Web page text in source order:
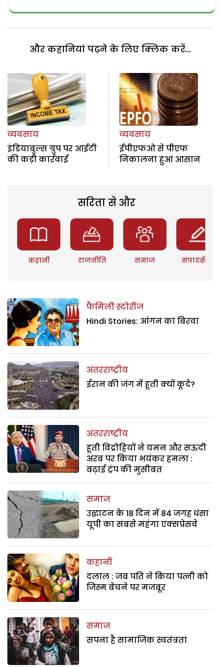
और कहानियां पढ़ने के लिए क्लिक करें...
व्यवसाय
इंडियाबुल्स ग्रुप पर आईटी
की कड़ी कार्रवाई
व्यवसाय
ईपीएफओ से पीएफ
निकालना हुआ आसान
सरिता से और
कहानी राजनीति समाज संपादकीय
फैमिली स्टोरीज
Hindi Stories: आंगन का बिरवा
अंतरराष्ट्रीय
ईरान की जंग में हूती क्यों कूदे?
अंतरराष्ट्रीय
हूती विद्रोहियों ने यमन और सऊदी
अरब पर किया भयंकर हमला :
बढ़ाई ट्रंप की मुसीबत
समाज
उद्घाटन के 18 दिन में 84 जगह धंसा
यूपी का सबसे महंगा एक्सप्रेसवे
कहानी
दलाल : जब पति ने किया पत्नी को
जिस्म बेचने पर मजबूर
समाज
सपना है सामाजिक स्वतंत्रता